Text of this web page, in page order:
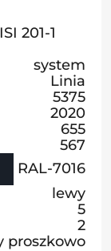
201-1
system
Linia
5375
2020
655
567
RAL-7016
lewy
5
2
proszkowo